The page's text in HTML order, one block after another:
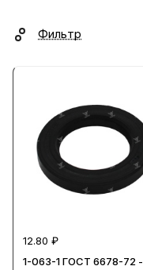
Фильтр
12.80 ₽
1-063-1 ГОСТ 6678-72 -